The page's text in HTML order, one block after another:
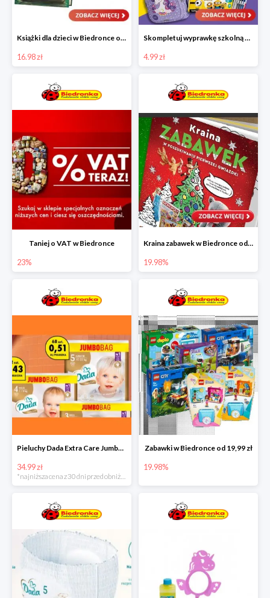
Książki dla dzieci w Biedronce od 16,99 zł
16.98 zł
Skompletuj wyprawkę szkolną z Biedronką od 4,99 zł
4.99 zł
Taniej o VAT w Biedronce
23%
Kraina zabawek w Biedronce od 19,99 zł
19.98%
Pieluchy Dada Extra Care Jumbo Bag w super cenie
34.99 zł
*najniższa cena z 30 dni przed obniżką
Zabawki w Biedronce od 19,99 zł
19.98%